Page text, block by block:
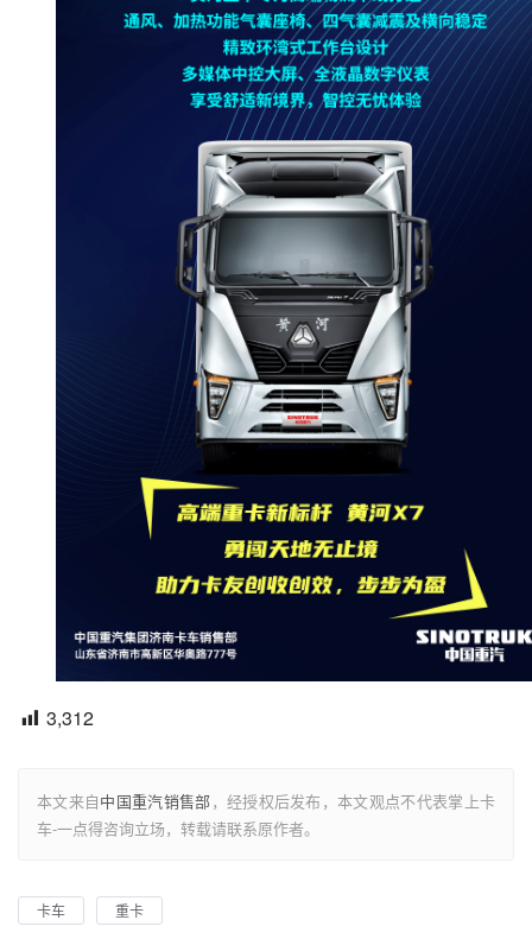
3,312
本文来自中国重汽销售部，经授权后发布，本文观点不代表掌上卡
车-一点得咨询立场，转载请联系原作者。
卡车 重卡